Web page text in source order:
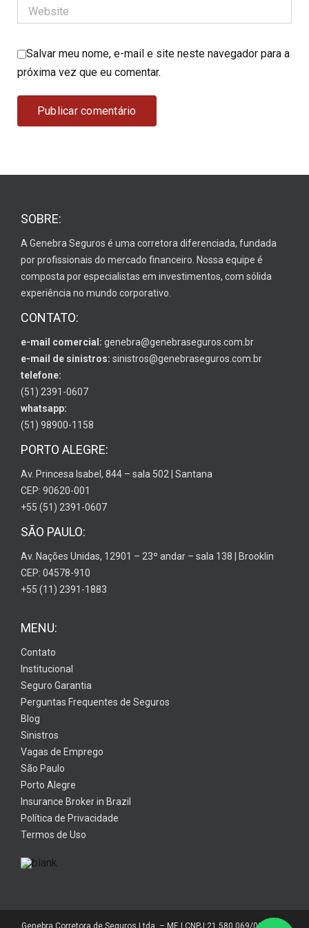
Salvar meu nome, e-mail e site neste navegador para a
próxima vez que eu comentar.
SOBRE:
A Genebra Seguros é uma corretora diferenciada, fundada
por profissionais do mercado financeiro. Nossa equipe é
composta por especialistas em investimentos, com sólida
experiência no mundo corporativo.
CONTATO:
e-mail comercial: genebra@genebraseguros.com.br
e-mail de sinistros: sinistros@genebraseguros.com.br
telefone:
(51) 2391-0607
whatsapp:
(51) 98900-1158
PORTO ALEGRE:
Av. Princesa Isabel, 844 – sala 502 | Santana
CEP: 90620-001
+55 (51) 2391-0607
SÃO PAULO:
Av. Nações Unidas, 12901 – 23º andar – sala 138 | Brooklin
CEP: 04578-910
+55 (11) 2391-1883
MENU:
Contato
Institucional
Seguro Garantia
Perguntas Frequentes de Seguros
Blog
Sinistros
Vagas de Emprego
São Paulo
Porto Alegre
Insurance Broker in Brazil
Política de Privacidade
Termos de Uso
Genebra Corretora de Seguros Ltda. – ME | CNPJ:21.580.069/0001-01 |